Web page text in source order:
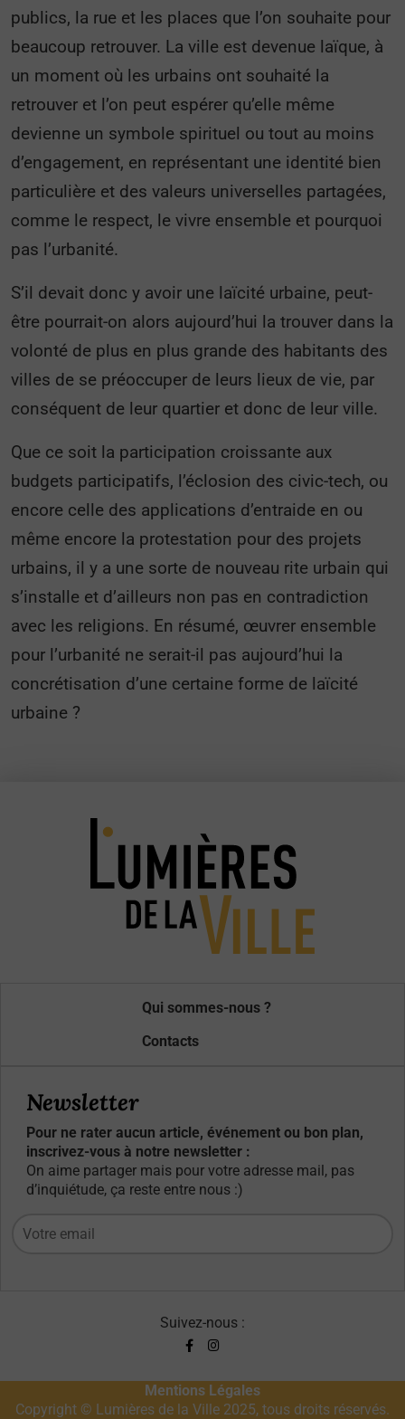
publics, la rue et les places que l’on souhaite pour
beaucoup retrouver. La ville est devenue laïque, à
un moment où les urbains ont souhaité la
retrouver et l’on peut espérer qu’elle même
devienne un symbole spirituel ou tout au moins
d’engagement, en représentant une identité bien
particulière et des valeurs universelles partagées,
comme le respect, le vivre ensemble et pourquoi
pas l’urbanité.
S’il devait donc y avoir une laïcité urbaine, peut-
être pourrait-on alors aujourd’hui la trouver dans la
volonté de plus en plus grande des habitants des
villes de se préoccuper de leurs lieux de vie, par
conséquent de leur quartier et donc de leur ville.
Que ce soit la participation croissante aux
budgets participatifs, l’éclosion des civic-tech, ou
encore celle des applications d’entraide en ou
même encore la protestation pour des projets
urbains, il y a une sorte de nouveau rite urbain qui
s’installe et d’ailleurs non pas en contradiction
avec les religions. En résumé, œuvrer ensemble
pour l’urbanité ne serait-il pas aujourd’hui la
concrétisation d’une certaine forme de laïcité
urbaine ?
Qui sommes-nous ?
Contacts
Newsletter
Pour ne rater aucun article, événement ou bon plan,
inscrivez-vous à notre newsletter :
On aime partager mais pour votre adresse mail, pas
d’inquiétude, ça reste entre nous :)
Suivez-nous :
Mentions Légales
Copyright © Lumières de la Ville 2025, tous droits réservés.